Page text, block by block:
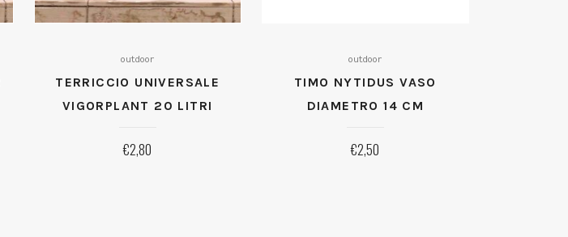
outdoor
TERRICCIO UNIVERSALE
VIGORPLANT 20 LITRI
€2,80
outdoor
TIMO NYTIDUS VASO
DIAMETRO 14 CM
€2,50